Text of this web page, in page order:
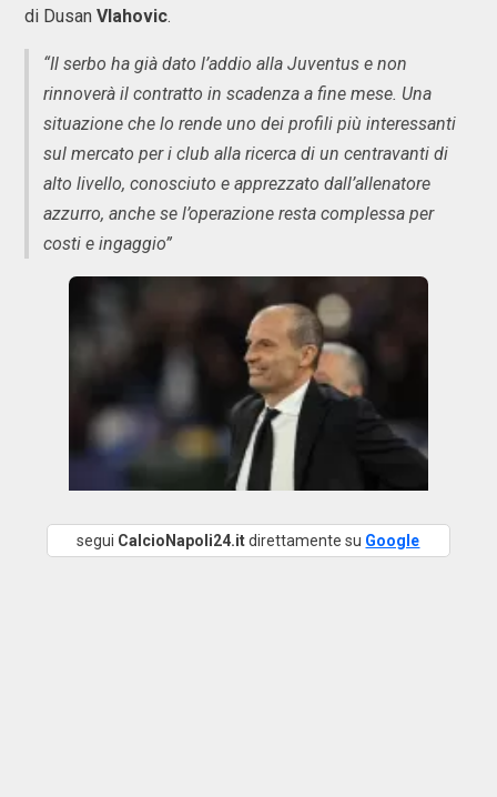
di Dusan Vlahovic.
“Il serbo ha già dato l’addio alla Juventus e non
rinnoverà il contratto in scadenza a fine mese. Una
situazione che lo rende uno dei profili più interessanti
sul mercato per i club alla ricerca di un centravanti di
alto livello, conosciuto e apprezzato dall’allenatore
azzurro, anche se l’operazione resta complessa per
costi e ingaggio”
segui CalcioNapoli24.itdirettamente su Google